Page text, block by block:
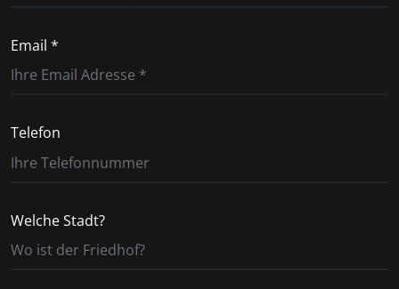
Email *
Telefon
Welche Stadt?